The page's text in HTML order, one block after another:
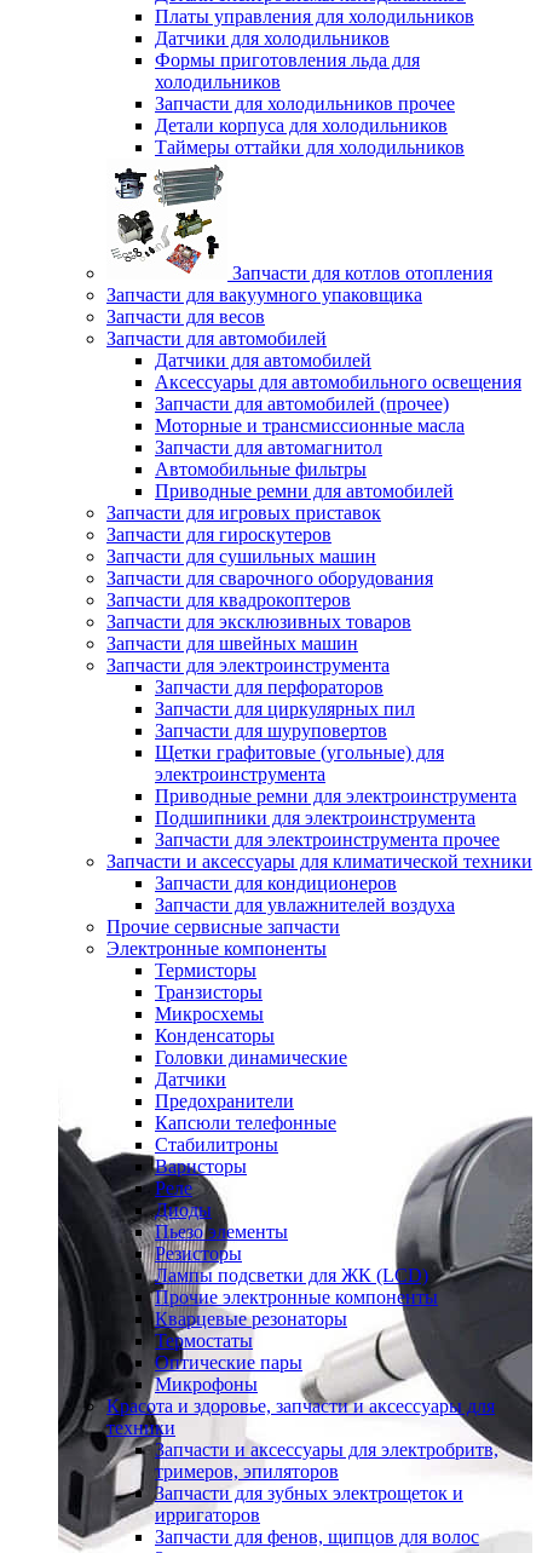
Платы управления для холодильников
Датчики для холодильников
Формы приготовления льда для
холодильников
Запчасти для холодильников прочее
Детали корпуса для холодильников
Таймеры оттайки для холодильников
Запчасти для котлов отопления
Запчасти для вакуумного упаковщика
Запчасти для весов
Запчасти для автомобилей
Датчики для автомобилей
Аксессуары для автомобильного освещения
Запчасти для автомобилей (прочее)
Моторные и трансмиссионные масла
Запчасти для автомагнитол
Автомобильные фильтры
Приводные ремни для автомобилей
Запчасти для игровых приставок
Запчасти для гироскутеров
Запчасти для сушильных машин
Запчасти для сварочного оборудования
Запчасти для квадрокоптеров
Запчасти для эксклюзивных товаров
Запчасти для швейных машин
Запчасти для электроинструмента
Запчасти для перфораторов
Запчасти для циркулярных пил
Запчасти для шуруповертов
Щетки графитовые (угольные) для
электроинструмента
Приводные ремни для электроинструмента
Подшипники для электроинструмента
Запчасти для электроинструмента прочее
Запчасти и аксессуары для климатической техники
Запчасти для кондиционеров
Запчасти для увлажнителей воздуха
Прочие сервисные запчасти
Электронные компоненты
Термисторы
Транзисторы
Микросхемы
Конденсаторы
Головки динамические
Датчики
Предохранители
Капсюли телефонные
Стабилитроны
Варисторы
Реле
Диоды
Пьезо элементы
Резисторы
Лампы подсветки для ЖК (LCD)
Прочие электронные компоненты
Кварцевые резонаторы
Термостаты
Оптические пары
Микрофоны
Красота и здоровье, запчасти и аксессуары для
техники
Запчасти и аксессуары для электробритв,
тримеров, эпиляторов
Запчасти для зубных электрощеток и
ирригаторов
Запчасти для фенов, щипцов для волос